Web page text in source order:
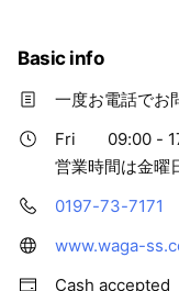
Basic info
一度お電話でお
Fri
09:00 -
営業時間は金曜
0197-73-7171
www.waga-
Cash accepted